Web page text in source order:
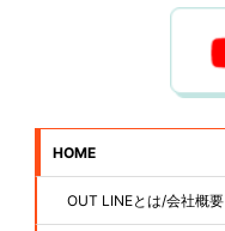
HOME
OUT LINEとは/会社概要